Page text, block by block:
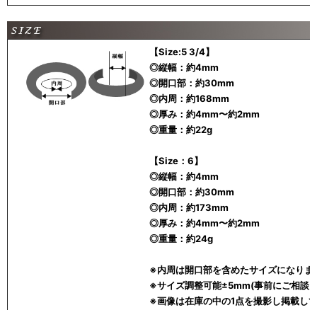
【Size:5 3/4】
◎縦幅：約4mm
◎開口部：約30mm
◎内周：約168mm
◎厚み：約4mm〜約2mm
◎重量：約22g
【Size：6】
◎縦幅：約4mm
◎開口部：約30mm
◎内周：約173mm
◎厚み：約4mm〜約2mm
◎重量：約24g
※内周は開口部を含めたサイズになりま
※サイズ調整可能±5mm(事前にご相談
※画像は在庫の中の1点を撮影し掲載し